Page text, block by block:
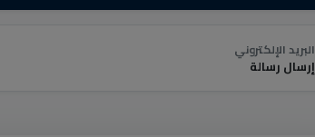
البريد الإلكتروني
إرسال رسالة